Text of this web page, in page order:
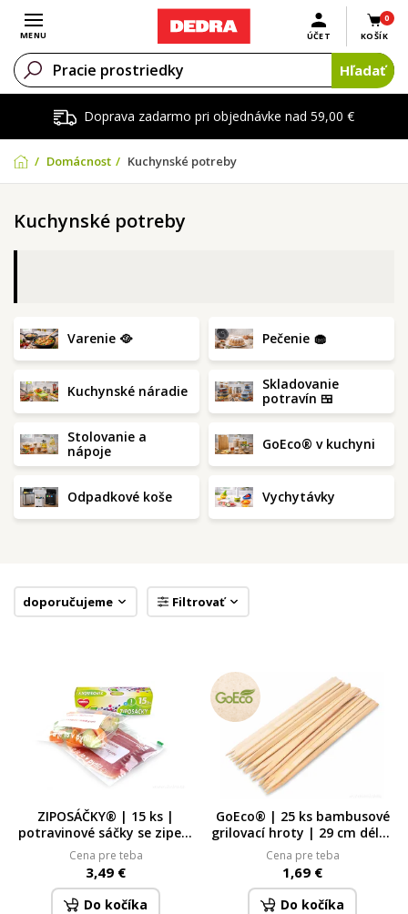
Doprava zadarmo pri objednávke nad 59,00 €
Otvoriť menu
MENU
0
KOŠÍK
ÚČET
Hľadať
Domácnosť Kuchynské potreby
Kuchynské potreby
Varenie 🥘 Pečenie 🧁
Kuchynské náradie
Skladovanie
potravín 🍱
Stolovanie a
nápoje
GoEco® v kuchyni
Odpadkové koše Vychytávky
doporučujeme Filtrovať
ZIPOSÁČKY® | 15 ks |
potravinové sáčky se zipem
1 L objem 1 litr
Cena pre teba
3,49 €
Do kočíka
GoEco® | 25 ks bambusové
grilovací hroty | 29 cm délka
29 cm
Cena pre teba
1,69 €
Do kočíka